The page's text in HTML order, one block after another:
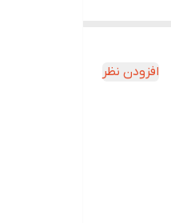
افزودن نظر